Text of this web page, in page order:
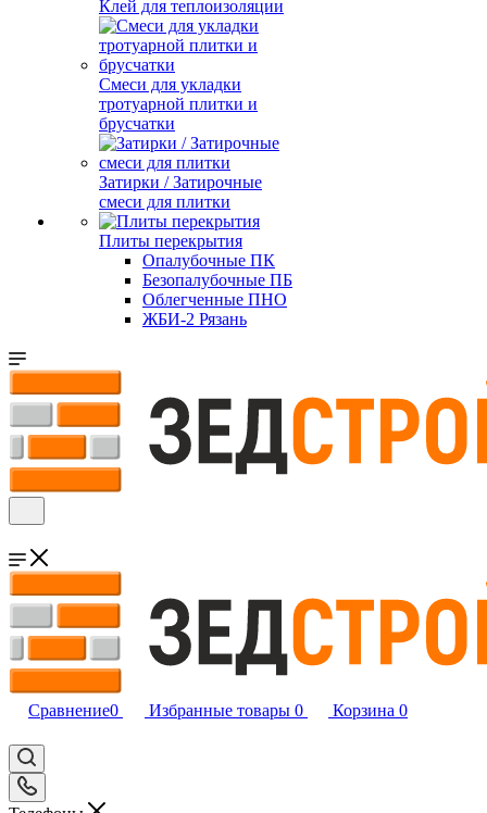
Клей для теплоизоляции
Смеси для укладки
тротуарной плитки и
брусчатки
Затирки / Затирочные
смеси для плитки
Плиты перекрытия
Опалубочные ПК
Безопалубочные ПБ
Облегченные ПНО
ЖБИ-2 Рязань
Сравнение0 Избранные товары 0 Корзина 0